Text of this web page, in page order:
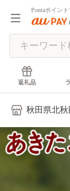
Pontaポイン
返礼品
秋田県北秋